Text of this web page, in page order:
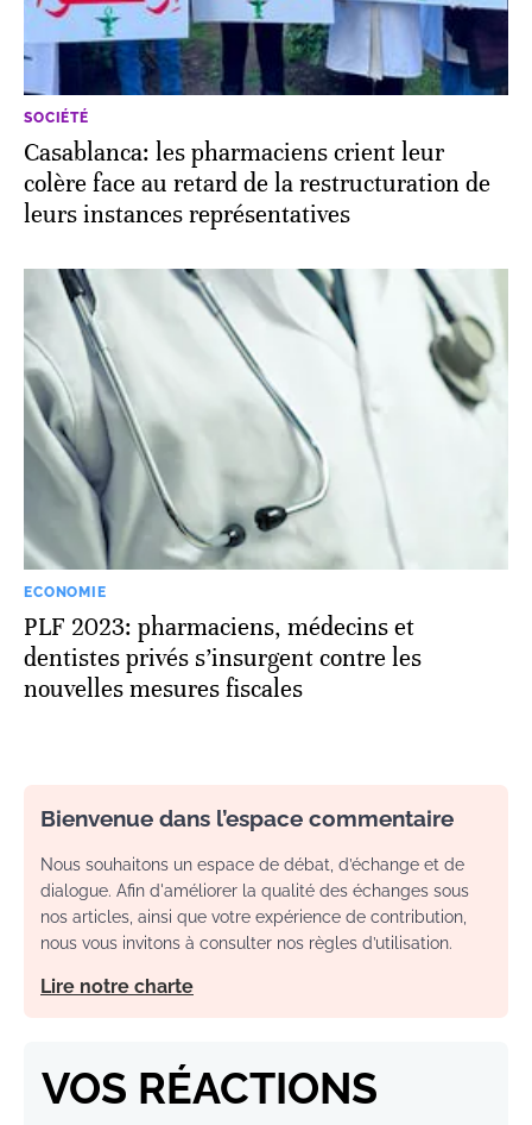
SOCIÉTÉ
Casablanca: les pharmaciens crient leur
colère face au retard de la restructuration de
leurs instances représentatives
ECONOMIE
PLF 2023: pharmaciens, médecins et
dentistes privés s’insurgent contre les
nouvelles mesures fiscales
Bienvenue dans l’espace commentaire
Nous souhaitons un espace de débat, d’échange et de
dialogue. Afin d'améliorer la qualité des échanges sous
nos articles, ainsi que votre expérience de contribution,
nous vous invitons à consulter nos règles d’utilisation.
Lire notre charte
VOS RÉACTIONS